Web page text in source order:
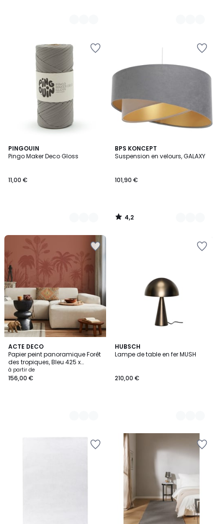
PINGOUIN
Pingo Maker Deco Gloss
11,00 €
12
Couleurs
BPS KONCEPT
Suspension en velours, GALAXY
101,90 €
4,2
/ 5
7
Couleurs
4,2
/
ACTE DECO
Papier peint panoramique Forêt
des tropiques, Bleu 425 x
250cm
à partir de
156,00 €
8
Couleurs
HUBSCH
Lampe de table en fer MUSH
210,00 €
7
Couleurs